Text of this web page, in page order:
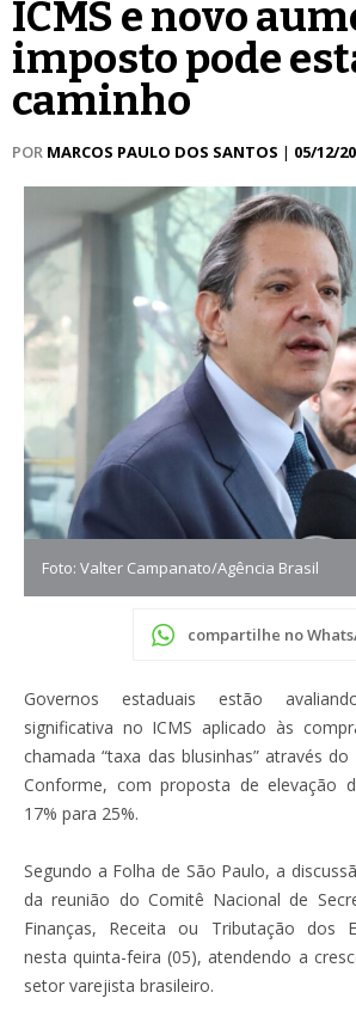
ICMS e novo
imposto pode
caminho
POR MARCOS PAULO DOS SANTOS | 05/12/
Foto: Valter Campanato/Agência Brasil
compartilhe no
Governos estaduais estão
significativa no ICMS aplicado às
chamada “taxa das blusinhas” através
Conforme, com proposta de elevação
17% para 25%.
Segundo a Folha de São Paulo, a
da reunião do Comitê Nacional de
Finanças, Receita ou Tributação dos
nesta quinta-feira (05), atendendo a
setor varejista brasileiro.